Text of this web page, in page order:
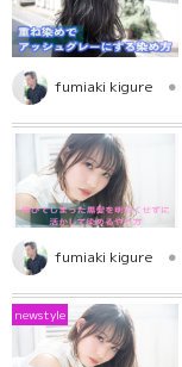
fumiaki kigure
fumiaki kigure
newstyle